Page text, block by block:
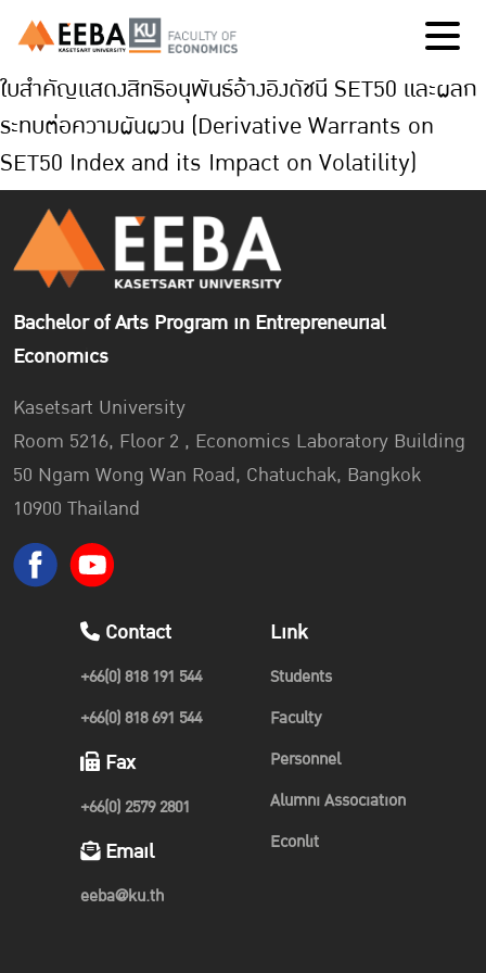
ใบสำคัญแสดงสิทธิอนุพันธ์อ้างอิงดัชนี SET50 และผลก
ระทบต่อความผันผวน (Derivative Warrants on
SET50 Index and its Impact on Volatility)
Bachelor of Arts Program in Entrepreneurial
Economics
Kasetsart University
Room 5216, Floor 2 , Economics Laboratory Building
50 Ngam Wong Wan Road, Chatuchak, Bangkok
10900 Thailand
Contact
+66(0) 818 191 544
+66(0) 818 691 544
Fax
+66(0) 2579 2801
Email
eeba@ku.th
Link
Students
Faculty
Personnel
Alumni Association
Econlit